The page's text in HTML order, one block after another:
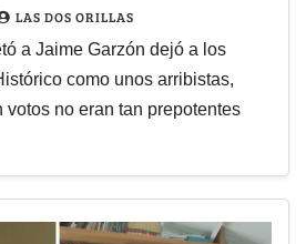
LAS DOS ORILLAS
a Jaime Garzón dejó a los
como unos arribistas,
no eran tan prepotentes